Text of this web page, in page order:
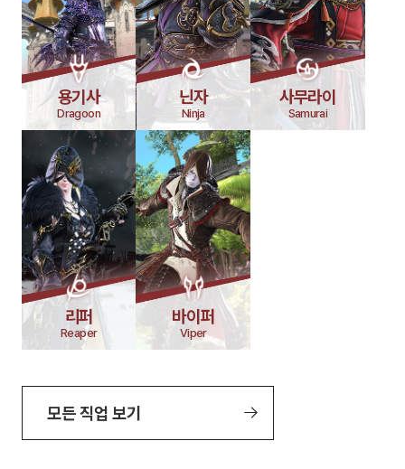
용기사
Dragoon
닌자
Ninja
사무라이
Samurai
리퍼
Reaper
바이퍼
Viper
모든 직업 보기